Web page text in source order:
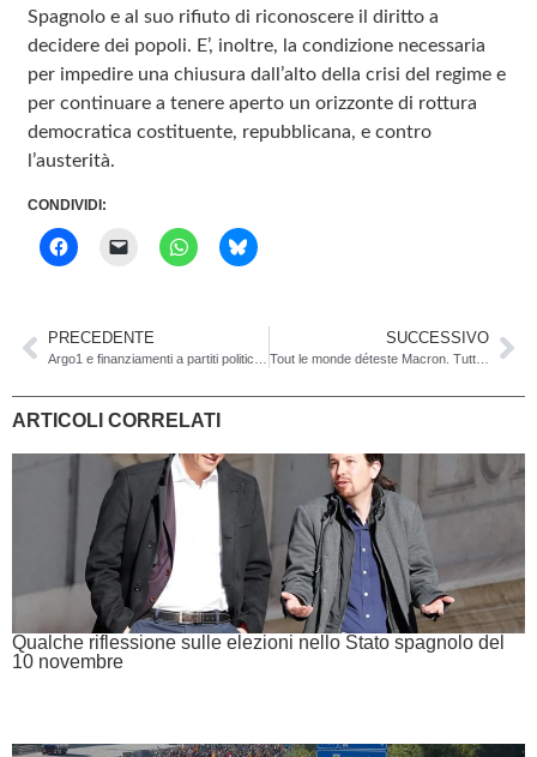
Spagnolo e al suo rifiuto di riconoscere il diritto a
decidere dei popoli. E’, inoltre, la condizione necessaria
per impedire una chiusura dall’alto della crisi del regime e
per continuare a tenere aperto un orizzonte di rottura
democratica costituente, repubblicana, e contro
l’austerità.
CONDIVIDI:
PRECEDENTE
Argo1 e finanziamenti a partiti politici e/o candidati
SUCCESSIVO
Tout le monde déteste Macron. Tutti la Francia sciopera
ARTICOLI CORRELATI
Qualche riflessione sulle elezioni nello Stato spagnolo del
10 novembre